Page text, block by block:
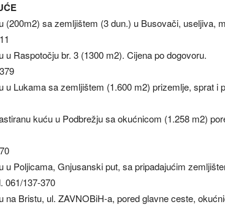
(200m2) sa zemljištem (3 dun.) u Busovači, useljiva,
u Raspotočju br. 3 (1300 m2). Cijena po dogovoru.
u Lukama sa zemljištem (1.600 m2) prizemlje, sprat i
kuću u Podbrežju sa okućnicom (1.258 m2)
u Poljicama, Gnjusanski put, sa pripadajućim
061/137-370
na Bristu, ul. ZAVNOBiH-a, pored glavne ceste,